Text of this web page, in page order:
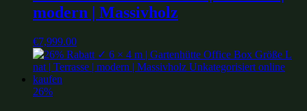
modern | Massivholz
€7,999.00
26%